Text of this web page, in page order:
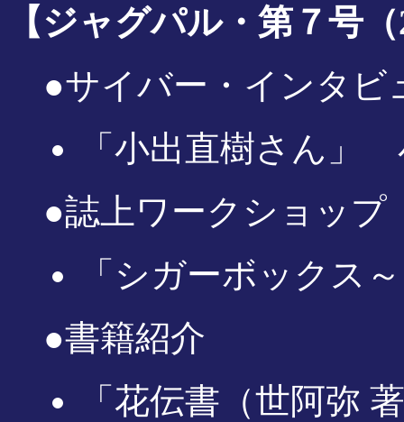
【ジャグパル・第７号
●サイバー・インタビ
「小出直樹さん」
●誌上ワークショップ
「シガーボックス
●書籍紹介
「花伝書（世阿弥